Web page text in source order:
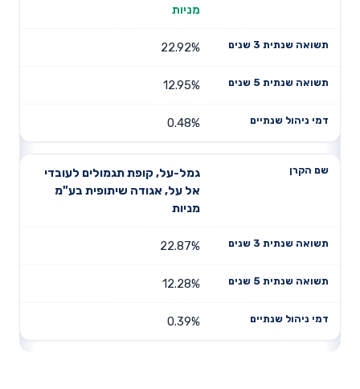
מניות
22.92%
12.95%
0.48%
גמל-על, קופת תגמולים לעובדי
אל על, אגודה שיתופית בע"מ
מניות
22.87%
12.28%
0.39%